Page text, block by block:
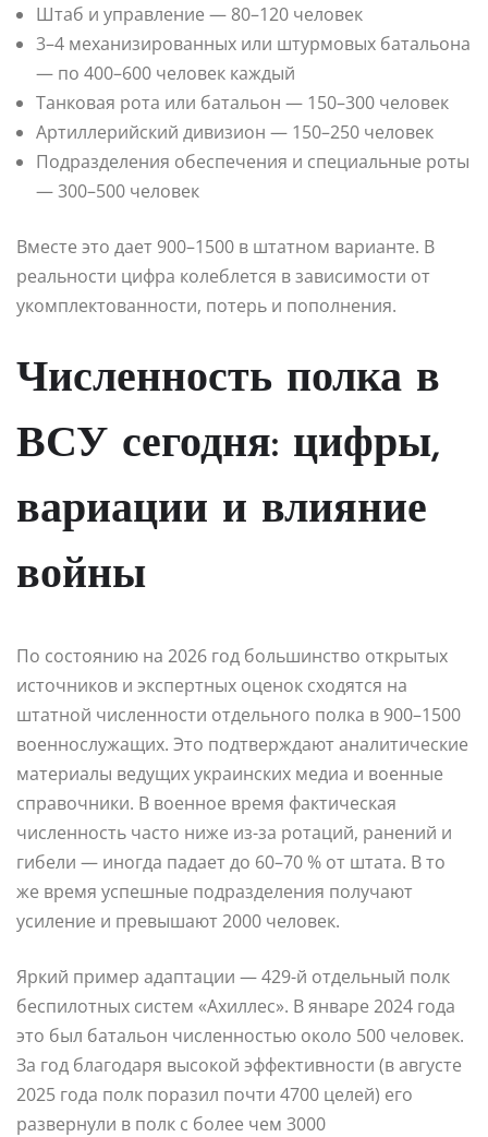
Штаб и управление — 80–120 человек
3–4 механизированных или штурмовых батальона
— по 400–600 человек каждый
Танковая рота или батальон — 150–300 человек
Артиллерийский дивизион — 150–250 человек
Подразделения обеспечения и специальные роты
— 300–500 человек
Вместе это дает 900–1500 в штатном варианте. В
реальности цифра колеблется в зависимости от
укомплектованности, потерь и пополнения.
Численность полка в
ВСУ сегодня: цифры,
вариации и влияние
войны
По состоянию на 2026 год большинство открытых
источников и экспертных оценок сходятся на
штатной численности отдельного полка в 900–1500
военнослужащих. Это подтверждают аналитические
материалы ведущих украинских медиа и военные
справочники. В военное время фактическая
численность часто ниже из-за ротаций, ранений и
гибели — иногда падает до 60–70 % от штата. В то
же время успешные подразделения получают
усиление и превышают 2000 человек.
Яркий пример адаптации — 429-й отдельный полк
беспилотных систем «Ахиллес». В январе 2024 года
это был батальон численностью около 500 человек.
За год благодаря высокой эффективности (в августе
2025 года полк поразил почти 4700 целей) его
развернули в полк с более чем 3000